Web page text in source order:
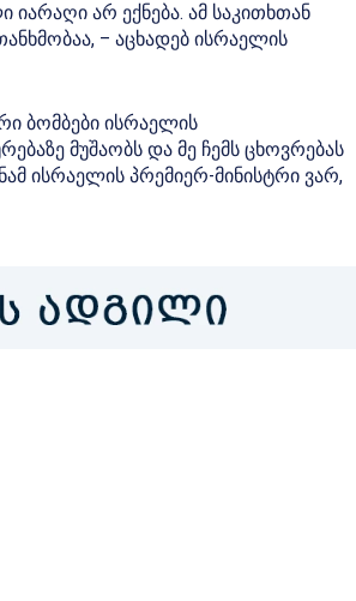
იარაღი არ ექნება. ამ საკითხთან
– აცხადებ ისრაელის
ბომბები ისრაელის
მუშაობს და მე ჩემს ცხოვრებას
ისრაელის პრემიერ-მინისტრი ვარ,